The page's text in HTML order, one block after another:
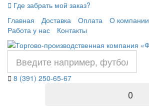
Где забрать мой заказ?
Главная
Доставка Оплата О компании
Работа у нас
Контакты
8 (391) 250-65-67
0